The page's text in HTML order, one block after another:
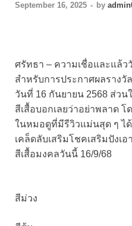
September 16, 2025 - by
ศรัทธา – ความเชื่อและแล้ว
สำหรับการประกาศผลรางวั
วันที่ 16 กันยายน 2568 ส่วน
สีเสื้อบอกเลยว่าอย่าพลาด
ในหมอดูที่มีรีวิวแม่นสุด ๆ ไ
เคล็ดลับเสริมโชคเสริมปังเอ
สีเสื้อมงคลวันนี้ 16/9/68
สีม่วง